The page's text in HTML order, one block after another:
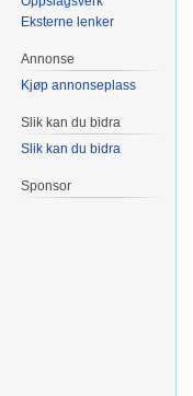
Eksterne lenker
Annonse
Kjøp annonseplass
Slik kan du bidra
Slik kan du bidra
Sponsor